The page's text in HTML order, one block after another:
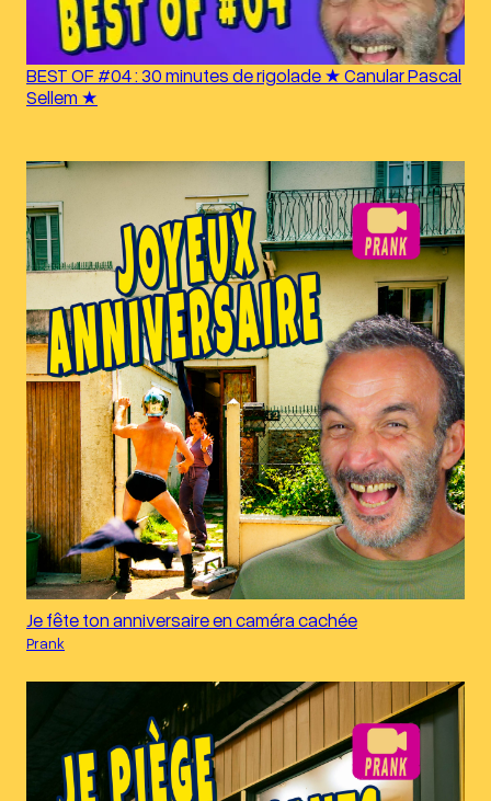
BEST OF #04 : 30 minutes de rigolade ★ Canular Pascal
Sellem ★
Je fête ton anniversaire en caméra cachée
Prank